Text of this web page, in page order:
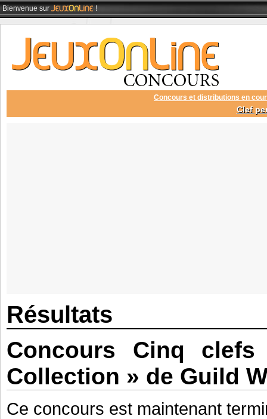
Bienvenue sur !
Concours et distributions en
Clef
Résultats
Concours Cinq
Collection » de Guild
Ce concours est maintenant